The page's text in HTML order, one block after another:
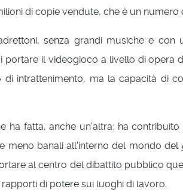
di copie vendute, che è un
senza grandi musiche e con
il videogioco a livello di opera
di intrattenimento, ma la capacità di
ha fatta, anche un’altra: ha
meno banali all'interno del mondo del
al centro del dibattito pubblico
di potere sui luoghi di lavoro.